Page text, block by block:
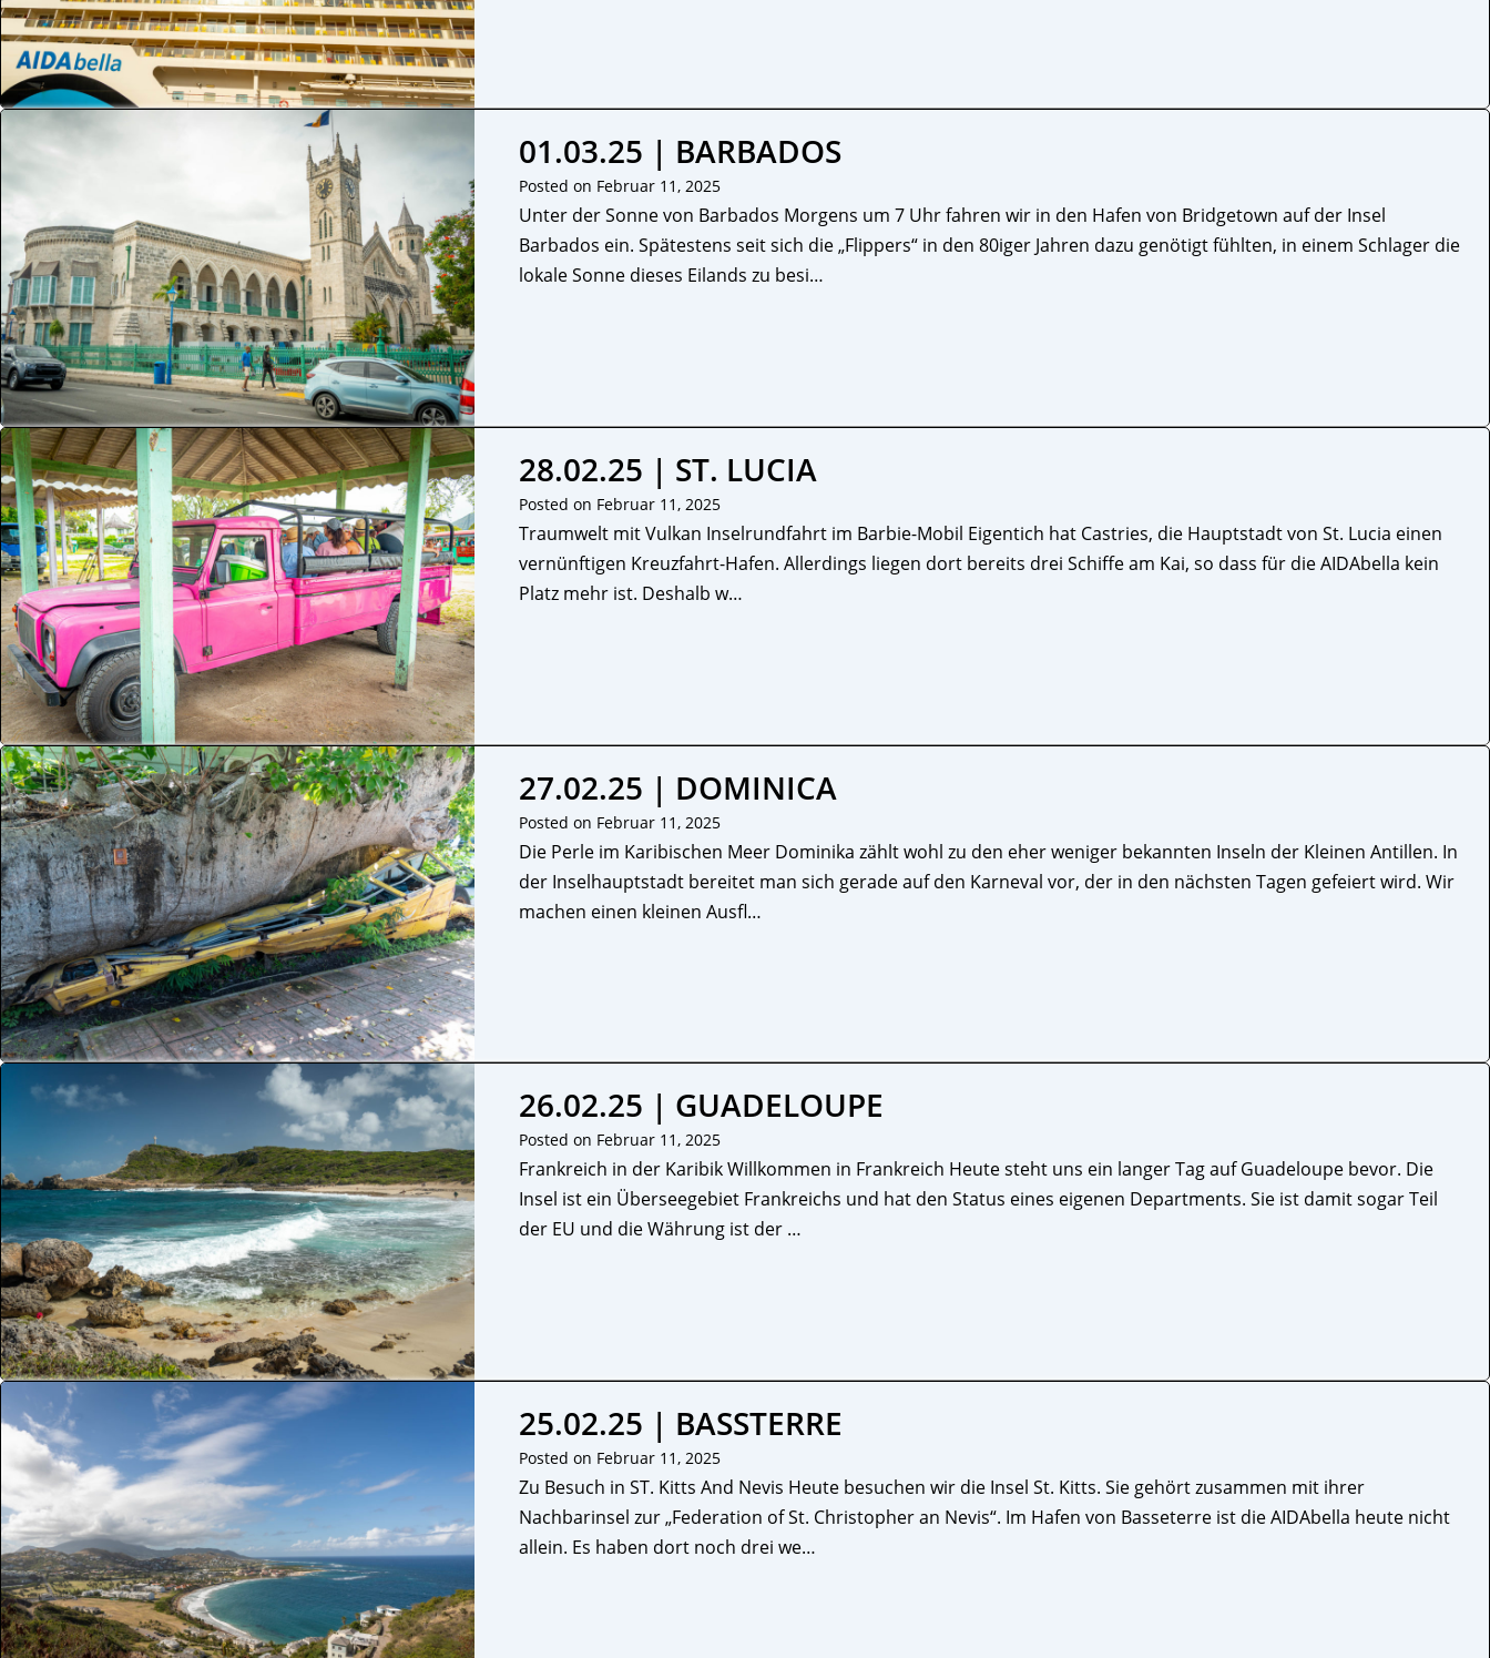
01.03.25 | BARBADOS
Posted on Februar 11, 2025
Unter der Sonne von Barbados Morgens um 7 Uhr fahren wir in den Hafen von Bridgetown auf der Insel
Barbados ein. Spätestens seit sich die „Flippers“ in den 80iger Jahren dazu genötigt fühlten, in einem Schlager die
lokale Sonne dieses Eilands zu besi…
28.02.25 | ST. LUCIA
Posted on Februar 11, 2025
Traumwelt mit Vulkan Inselrundfahrt im Barbie-Mobil Eigentich hat Castries, die Hauptstadt von St. Lucia einen
vernünftigen Kreuzfahrt-Hafen. Allerdings liegen dort bereits drei Schiffe am Kai, so dass für die AIDAbella kein
Platz mehr ist. Deshalb w…
27.02.25 | DOMINICA
Posted on Februar 11, 2025
Die Perle im Karibischen Meer Dominika zählt wohl zu den eher weniger bekannten Inseln der Kleinen Antillen. In
der Inselhauptstadt bereitet man sich gerade auf den Karneval vor, der in den nächsten Tagen gefeiert wird. Wir
machen einen kleinen Ausfl…
26.02.25 | GUADELOUPE
Posted on Februar 11, 2025
Frankreich in der Karibik Willkommen in Frankreich Heute steht uns ein langer Tag auf Guadeloupe bevor. Die
Insel ist ein Überseegebiet Frankreichs und hat den Status eines eigenen Departments. Sie ist damit sogar Teil
der EU und die Währung ist der …
25.02.25 | BASSTERRE
Posted on Februar 11, 2025
Zu Besuch in ST. Kitts And Nevis Heute besuchen wir die Insel St. Kitts. Sie gehört zusammen mit ihrer
Nachbarinsel zur „Federation of St. Christopher an Nevis“. Im Hafen von Basseterre ist die AIDAbella heute nicht
allein. Es haben dort noch drei we…